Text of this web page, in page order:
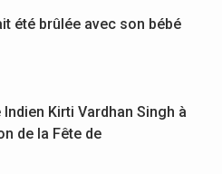
été brûlée avec son bébé
Kirti Vardhan Singh à
de la Fête de